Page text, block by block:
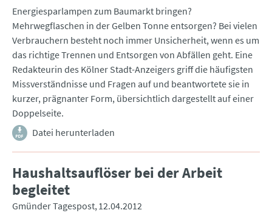
Energiesparlampen zum Baumarkt bringen?
Mehrwegflaschen in der Gelben Tonne entsorgen? Bei vielen
Verbrauchern besteht noch immer Unsicherheit, wenn es um
das richtige Trennen und Entsorgen von Abfällen geht. Eine
Redakteurin des Kölner Stadt-Anzeigers griff die häufigsten
Missverständnisse und Fragen auf und beantwortete sie in
kurzer, prägnanter Form, übersichtlich dargestellt auf einer
Doppelseite.
Datei herunterladen
Haushaltsauflöser bei der Arbeit
begleitet
Gmünder Tagespost 12.04.2012